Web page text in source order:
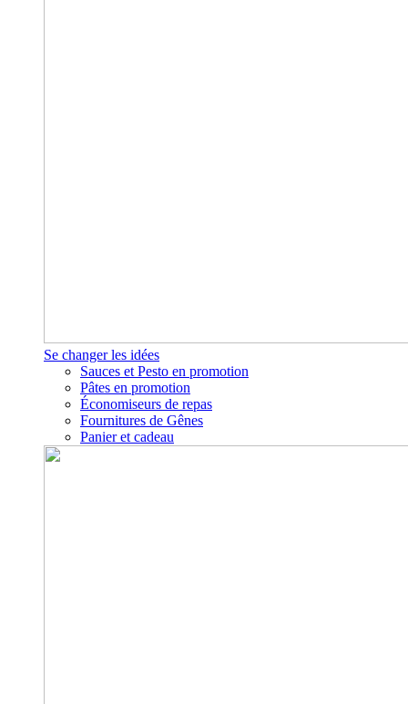
Se changer les idées
Sauces et Pesto en promotion
Pâtes en promotion
Économiseurs de repas
Fournitures de Gênes
Panier et cadeau